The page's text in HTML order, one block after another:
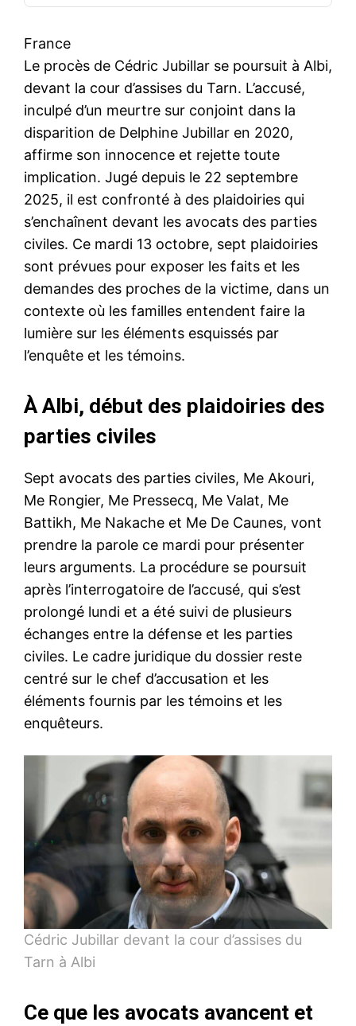
France
Le procès de Cédric Jubillar se poursuit à Albi,
devant la cour d’assises du Tarn. L’accusé,
inculpé d’un meurtre sur conjoint dans la
disparition de Delphine Jubillar en 2020,
affirme son innocence et rejette toute
implication. Jugé depuis le 22 septembre
2025, il est confronté à des plaidoiries qui
s’enchaînent devant les avocats des parties
civiles. Ce mardi 13 octobre, sept plaidoiries
sont prévues pour exposer les faits et les
demandes des proches de la victime, dans un
contexte où les familles entendent faire la
lumière sur les éléments esquissés par
l’enquête et les témoins.
À Albi, début des plaidoiries des
parties civiles
Sept avocats des parties civiles, Me Akouri,
Me Rongier, Me Pressecq, Me Valat, Me
Battikh, Me Nakache et Me De Caunes, vont
prendre la parole ce mardi pour présenter
leurs arguments. La procédure se poursuit
après l’interrogatoire de l’accusé, qui s’est
prolongé lundi et a été suivi de plusieurs
échanges entre la défense et les parties
civiles. Le cadre juridique du dossier reste
centré sur le chef d’accusation et les
éléments fournis par les témoins et les
enquêteurs.
Cédric Jubillar devant la cour d’assises du
Tarn à Albi
Ce que les avocats avancent et